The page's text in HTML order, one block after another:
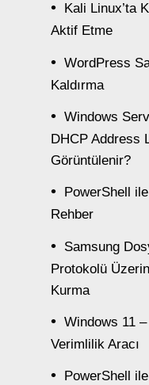
Kali Linux’ta
Aktif Etme
WordPress
Kaldırma
Windows
DHCP Address
Görüntülenir?
PowerShell
Rehber
Samsung
Protokolü
Kurma
Windows 11
Verimlilik Aracı
PowerShell